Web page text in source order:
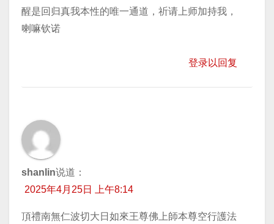
醒是回归真我本性的唯一通道，祈请上师加持我，
喇嘛钦诺
登录以回复
shanlin说道：
2025年4月25日 上午8:14
頂禮南無仁波切大日如來王尊佛上師本尊空行護法